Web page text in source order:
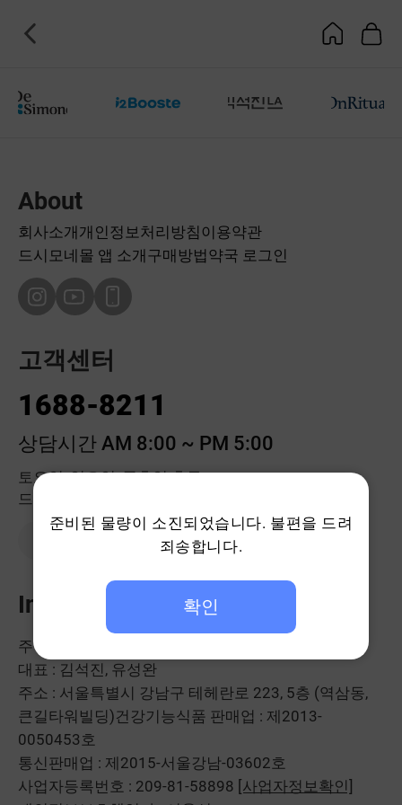
About
회사소개개인정보처리방침 이용약관
드시모네몰 앱 소개구매방법 약국 로그인
고객센터
1688-8211
상담시간 AM 8:00 ~ PM 5:00
토요일, 일요일, 공휴일 휴무
드시모네몰 고객센터는 점심시간에도 계속 됩니다.
Info
주식회사 헥토헬스케어
대표 : 김석진, 유성완
주소 : 서울특별시 강남구 테헤란로 223, 5층 (역삼동,
큰길타워빌딩)건강기능식품 판매업 : 제2013-
0050453호
통신판매업 : 제2015-서울강남-03602호
사업자등록번호 : 209-81-58898 [사업자정보확인]
준비된 물량이 소진되었습니다. 불편을 드려
죄송합니다.
확인